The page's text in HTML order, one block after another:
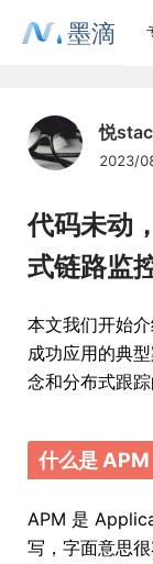
墨滴
悦
2023/
代码未动
式链路监
本文我们开始
成功应用的典
念和分布式跟踪
什么是 APM
APM 是
写，字面意思